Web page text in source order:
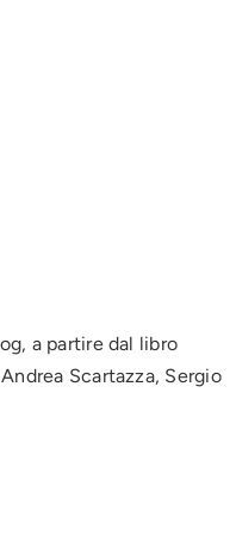
a partire dal libro
Scartazza, Sergio